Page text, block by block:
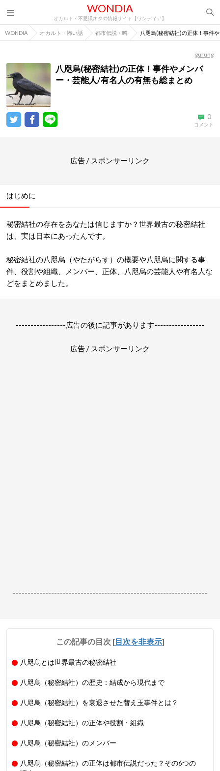
WONDIA
オカルト・不思議ネタの情報サイト【ワンディア】
WONDIA オカルト・怖い話 都市伝説・噂 八咫烏(秘密結社)の正体！事件
gurung
八咫烏(秘密結社)の正体！事件やメンバ
ー・芸能人/有名人の有無も総まとめ
0
コメント
広告 / スポンサーリンク
はじめに
秘密結社の存在をあなたは信じますか？世界最古の秘密結社
は、実は日本にあったんです。
秘密結社の八咫烏（やたがらす）の概要や八咫烏に関する事
件、役割や組織、メンバー、正体、八咫烏の芸能人や有名人な
どをまとめました。
-----------------広告の後に記事があります-----------------
広告 / スポンサーリンク
------------------------------------------------------------------
この記事の目次 [目次を非表示]
八咫烏とは世界最古の秘密結社
八咫烏（秘密結社）の歴史：結成から現代まで
八咫烏（秘密結社）を衰退させた替え玉事件とは？
八咫烏（秘密結社）の正体や役割・組織
八咫烏（秘密結社）のメンバー
八咫烏（秘密結社）の正体は都市伝説だった？その6つの